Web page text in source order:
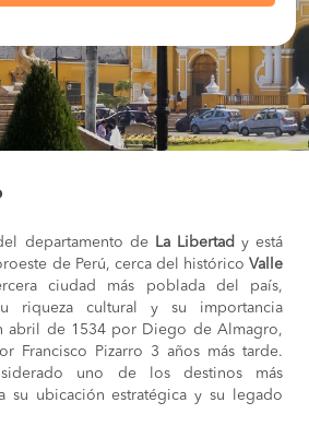
departamento deLa Libertad y está
de Perú, cerca del histórico Valle
ciudad más poblada del país,
riqueza cultural y su importancia
abril de 1534 por Diego de Almagro,
Francisco Pizarro 3 años más tarde.
uno de los destinos más
su ubicación estratégica y su legado